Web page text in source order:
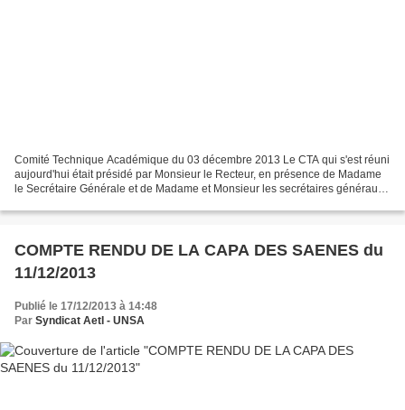
Comité Technique Académique du 03 décembre 2013 Le CTA qui s'est réuni
aujourd'hui était présidé par Monsieur le Recteur, en présence de Madame
le Secrétaire Générale et de Madame et Monsieur les secrétaires généraux
COMPTE RENDU DE LA CAPA DES SAENES du
11/12/2013
Publié le 17/12/2013 à 14:48
Par Syndicat AetI - UNSA